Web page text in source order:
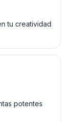
tu creatividad
potentes